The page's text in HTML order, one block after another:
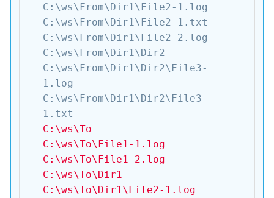
C:\ws\From\Dir1\File2-1.log
C:\ws\From\Dir1\File2-1.txt
C:\ws\From\Dir1\File2-2.log
C:\ws\From\Dir1\Dir2
C:\ws\From\Dir1\Dir2\File3-
1.log
C:\ws\From\Dir1\Dir2\File3-
C:\ws\To
C:\ws\To\File1-1.log
C:\ws\To\File1-2.log
C:\ws\To\Dir1
C:\ws\To\Dir1\File2-1.log